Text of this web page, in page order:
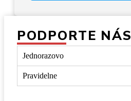
PODPORTE NÁS
Jednorazovo
Pravidelne